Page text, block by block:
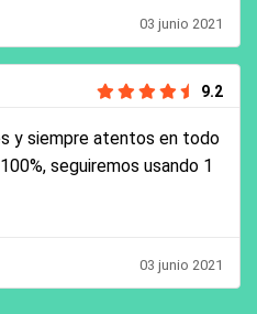
03 junio 2021
9.2
y siempre atentos en todo
seguiremos usando 1
03 junio 2021